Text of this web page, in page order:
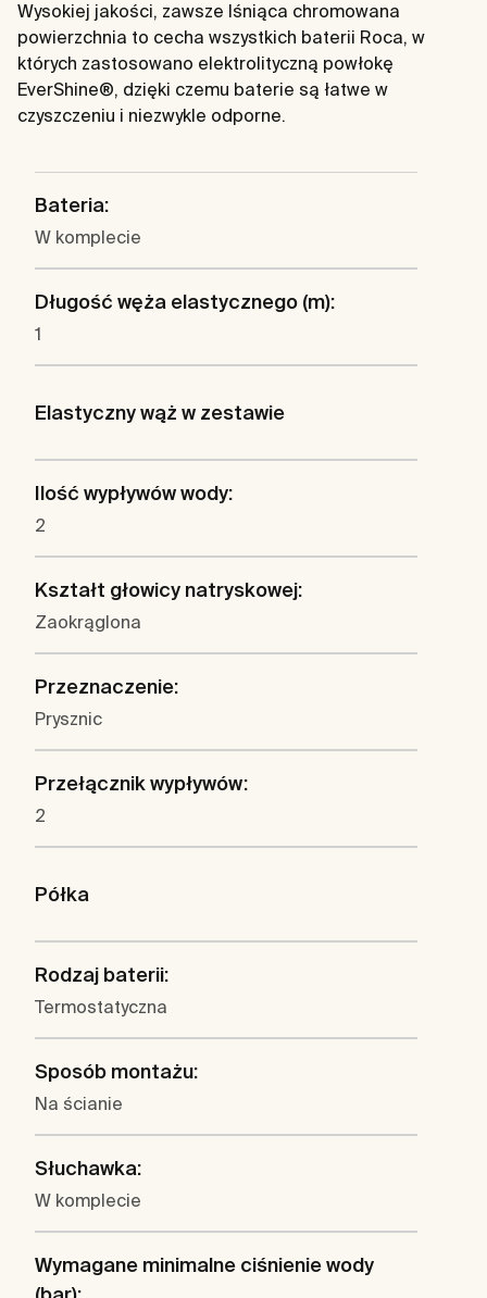
Wysokiej jakości, zawsze lśniąca chromowana
powierzchnia to cecha wszystkich baterii Roca, w
których zastosowano elektrolityczną powłokę
EverShine®, dzięki czemu baterie są łatwe w
czyszczeniu i niezwykle odporne.
Bateria:
W komplecie
Długość węża elastycznego (m):
1
Elastyczny wąż w zestawie
Ilość wypływów wody:
2
Kształt głowicy natryskowej:
Zaokrąglona
Przeznaczenie:
Prysznic
Przełącznik wypływów:
2
Półka
Rodzaj baterii:
Termostatyczna
Sposób montażu:
Na ścianie
Słuchawka:
W komplecie
Wymagane minimalne ciśnienie wody